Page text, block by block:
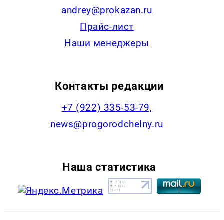
andrey@prokazan.ru
Прайс-лист
Наши менеджеры
Контакты редакции
+7 (922) 335-53-79,
news@progorodchelny.ru
Наша статистика